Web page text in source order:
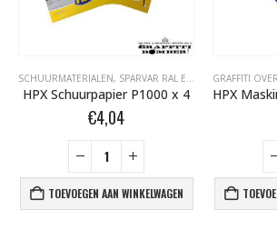
SCHUURMATERIALEN, SPARVAR RAL EN SPECIALE SPRAY
HPX Schuurpapier P1000 x 4
€4,04
TOEVOEGEN AAN WINKELWAGEN
GRAFFITI